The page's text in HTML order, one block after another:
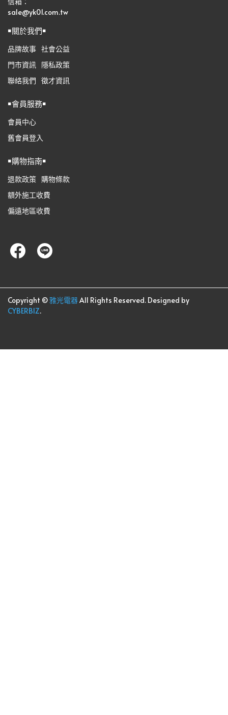
sale@yk01.com.tw
￭關於我們￭
品牌故事 社會公益
門市資訊 隱私政策
聯絡我們 徵才資訊
￭會員服務￭
會員中心
舊會員登入
￭購物指南￭
退款政策 購物條款
額外施工收費
偏遠地區收費
Copyright ©雅光電器All Rights Reserved. Designed by
CYBERBIZ.